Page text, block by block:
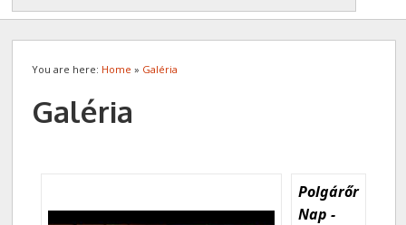
You are here: Home » Galéria
Galéria
Polgárőr
Nap -